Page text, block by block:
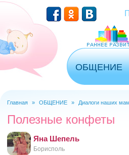
Перейти к основному содержанию
ОБЩЕНИЕ
Главная » ОБЩЕНИЕ » Диалоги наших мам
Полезные конфеты
Яна Шепель
Борисполь